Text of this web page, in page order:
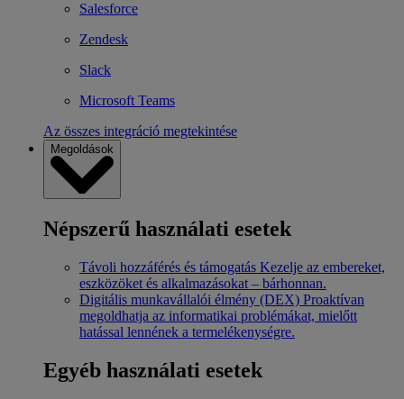
Salesforce
Zendesk
Slack
Microsoft Teams
Az összes integráció megtekintése
Megoldások
Népszerű használati esetek
Távoli hozzáférés és támogatás Kezelje az embereket,
eszközöket és alkalmazásokat – bárhonnan.
Digitális munkavállalói élmény (DEX) Proaktívan
megoldhatja az informatikai problémákat, mielőtt
hatással lennének a termelékenységre.
Egyéb használati esetek